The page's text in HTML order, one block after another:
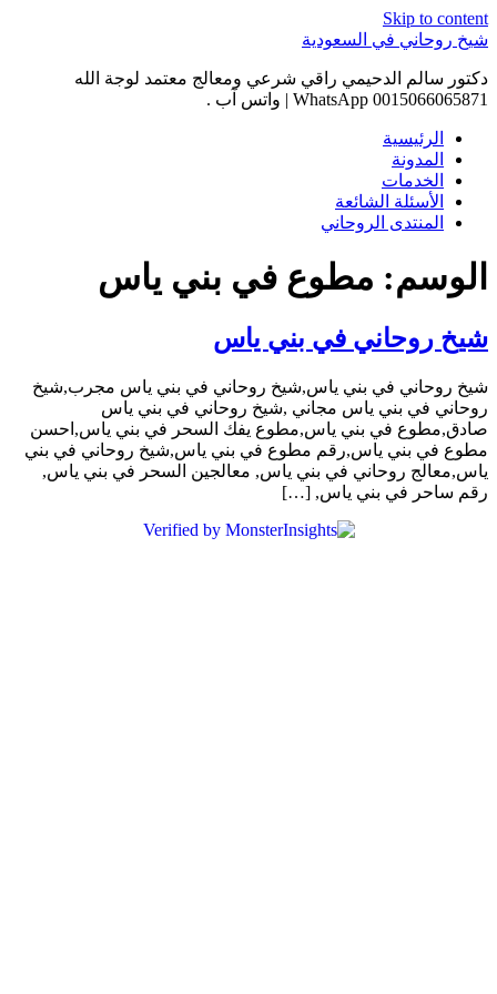
Skip to content
شيخ روحاني في السعودية
دكتور سالم الدحيمي راقي شرعي ومعالج معتمد لوجة الله
0015066065871 WhatsApp | واتس آب .
الرئيسية
المدونة
الخدمات
الأسئلة الشائعة
المنتدى الروحاني
الوسم: مطوع في بني ياس
شيخ روحاني في بني ياس
شيخ روحاني في بني ياس,شيخ روحاني في بني ياس مجرب,شيخ
روحاني في بني ياس مجاني ,شيخ روحاني في بني ياس
صادق,مطوع في بني ياس,مطوع يفك السحر في بني ياس,احسن
مطوع في بني ياس,رقم مطوع في بني ياس,شيخ روحاني في بني
ياس,معالج روحاني في بني ياس, معالجين السحر في بني ياس,
رقم ساحر في بني ياس, […]